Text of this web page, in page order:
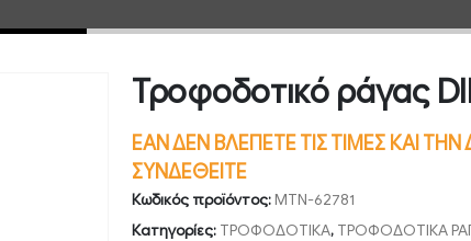
Τροφοδοτικό ράγας
ΕΑΝ ΔΕΝ ΒΛΕΠΕΤΕ ΤΙΣ ΤΙΜΕΣ ΚΑΙ
ΣΥΝΔΕΘΕΙΤΕ
Κωδικός προϊόντος:MTN-62781
Κατηγορίες: ΤΡΟΦΟΔΟΤΙΚΑ, ΤΡΟΦΟΔΟΤΙΚΑ